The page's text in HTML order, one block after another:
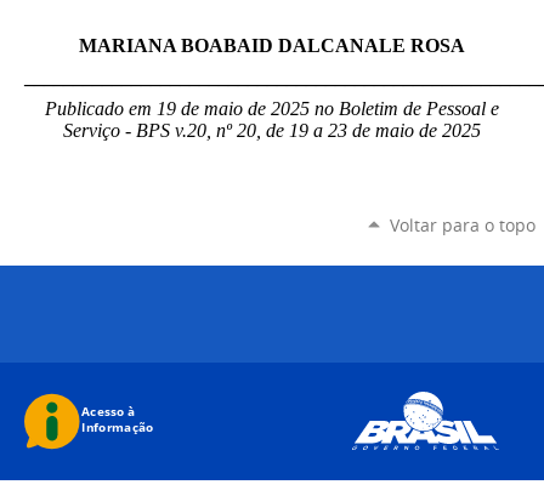
MARIANA BOABAID DALCANALE ROSA
Publicado em 19 de maio de 2025 no Boletim de Pessoal e
Serviço - BPS v.20, nº 20, de 19 a 23 de maio de 2025
Voltar para o topo